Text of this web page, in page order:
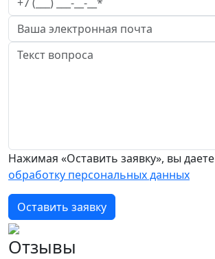
Нажимая «Оставить заявку», вы даете
обработку персональных данных
Оставить заявку
Отзывы